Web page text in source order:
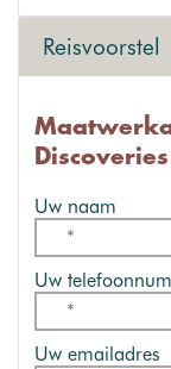
Reisvoorstel
Discoveries
Uw naam
Uw
Uw emailadres